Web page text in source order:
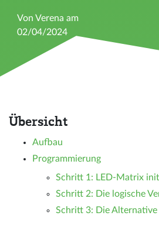
Von Verena am
02/04/2024
Übersicht
Aufbau
Programmierung
Schritt 1: LED-Matrix
Schritt 2: Die logische
Schritt 3: Die